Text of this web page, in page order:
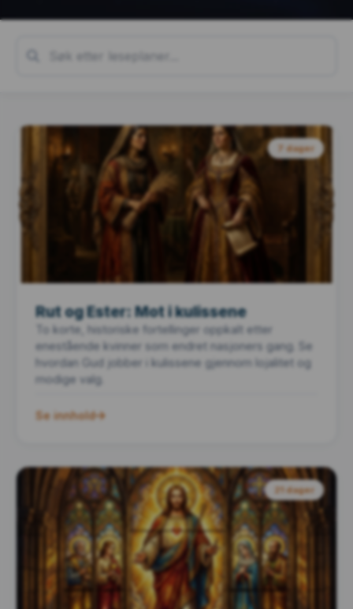
7 dager
Rut og Ester: Mot i kulissene
To korte, historiske fortellinger oppkalt etter
enestående kvinner som endret nasjoners gang. Se
hvordan Gud jobber i kulissene gjennom lojalitet og
modige valg.
Se innhold
21 dager